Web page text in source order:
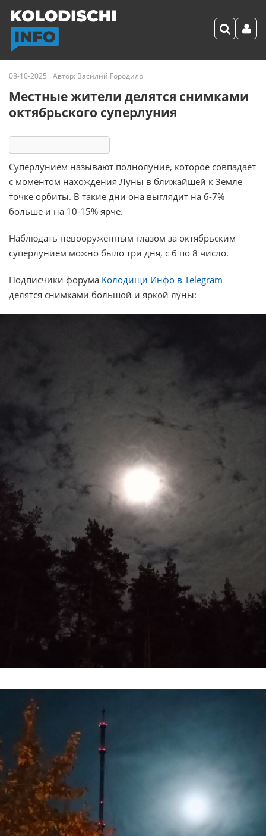
08-10-2025 Автор: Василий Городило
Местные жители делятся снимками
октябрьского суперлуния
Суперлунием называют полнолуние, которое совпадает
с моментом нахождения Луны в ближайшей к Земле
точке орбиты. В такие дни она выглядит на 6-7%
больше и на 10-15% ярче.
Наблюдать невооружённым глазом за октябрьским
суперлунием можно было три дня, с 6 по 8 число.
Подписчики форума Колодищи Инфо в Telegram
делятся снимками большой и яркой луны: